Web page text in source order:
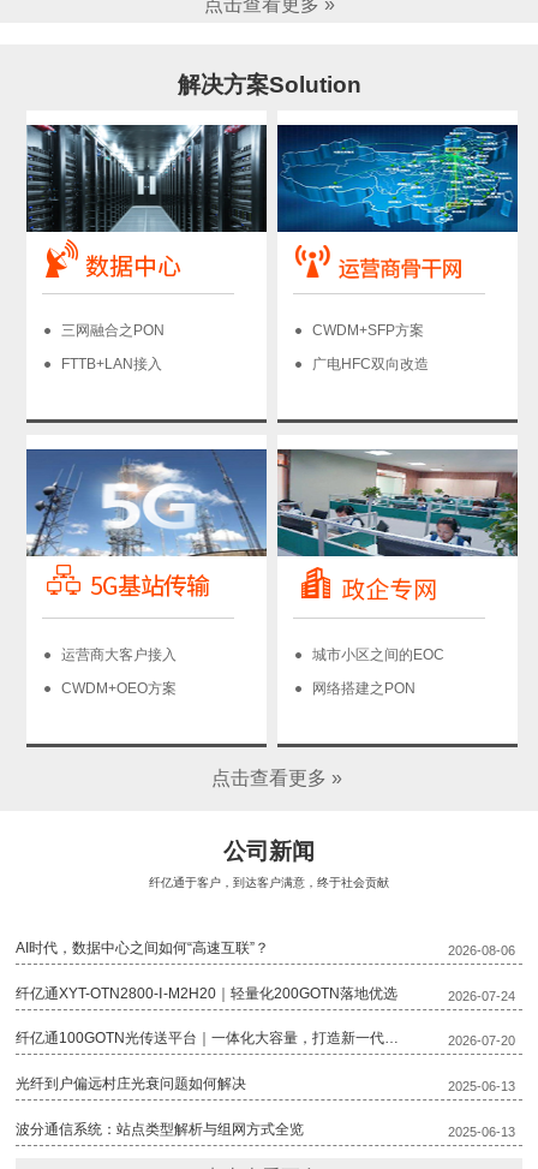
解决方案Solution
三网融合之PON
FTTB+LAN接入
CWDM+SFP方案
广电HFC双向改造
运营商大客户接入
CWDM+OEO方案
城市小区之间的EOC
网络搭建之PON
点击查看更多 »
公司新闻
纤亿通于客户，到达客户满意，终于社会贡献
AI时代，数据中心之间如何“高速互联”？ 2026-08-06
纤亿通XYT-OTN2800-Ⅰ-M2H20｜轻量化200GOTN落地优选 2026-07-24
纤亿通100GOTN光传送平台｜一体化大容量，打造新一代骨干传输底座 2026-07-20
光纤到户偏远村庄光衰问题如何解决 2025-06-13
波分通信系统：站点类型解析与组网方式全览 2025-06-13